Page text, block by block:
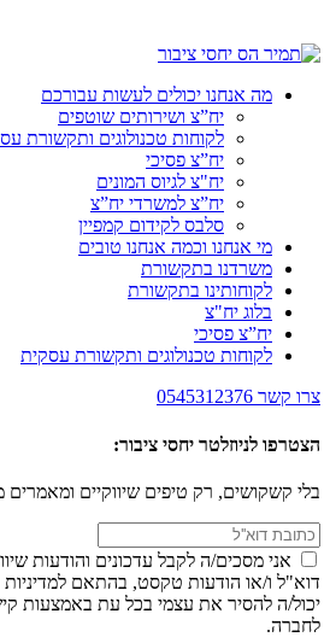
מה אנחנו יכולים לעשות עבורכם
יח”צ ושירותים שוטפים
לקוחות טכנולוגים ותקשורת
יח”צ פסיכי
יח"צ לגיוס המונים
יח”צ למשרדי יח”צ
סלבס לקידום קמפיין
מי אנחנו וכמה אנחנו טובים
משרדנו בתקשורת
לקוחותינו בתקשורת
בלוג יח"צ
יח”צ פסיכי
לקוחות טכנולוגים ותקשורת עסקית
צרו קשר 0545312376
הצטרפו לניוזלטר יחסי ציבור:
בלי קשקושים, רק טיפים שיווקיים ומאמרים
אני מסכים/ה לקבל עדכונים והודעות
דוא"ל ו/או הודעות טקסט, בהתאם למדיניות
יכול/ה להסיר את עצמי בכל עת באמצעות
לחברה.